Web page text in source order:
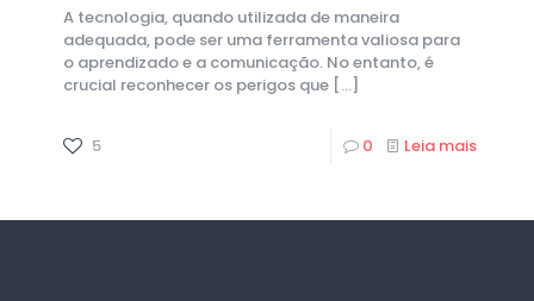
A tecnologia, quando utilizada de maneira
adequada, pode ser uma ferramenta valiosa para
o aprendizado e a comunicação. No entanto, é
crucial reconhecer os perigos que […]
5 0 Leia mais